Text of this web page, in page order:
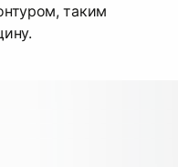
таким